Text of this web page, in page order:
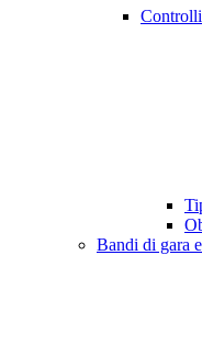
Bandi di gara